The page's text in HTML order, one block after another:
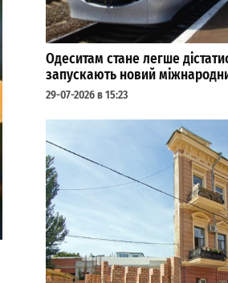
Одеситам стане легше
запускають новий
29-07-2026 в 15:23